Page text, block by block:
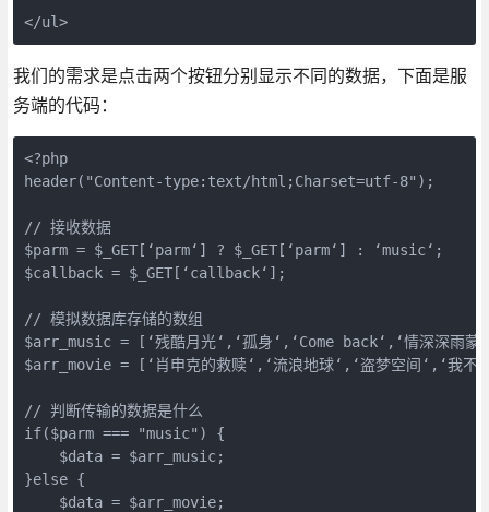
</ul>
我们的需求是点击两个按钮分别显示不同的数据，下面是服
务端的代码：
<?php
header("Content-type:text/html;Charset=utf-8");
// 接收数据
$parm = $_GET[‘parm‘] ? $_GET[‘parm‘] : ‘music‘;
$callback = $_GET[‘callback‘];
// 模拟数据库存储的数组
$arr_music = [‘残酷月光‘,‘孤身‘,‘Come back‘,‘情深深雨
$arr_movie = [‘肖申克的救赎‘,‘流浪地球‘,‘盗梦空间‘,‘我不
// 判断传输的数据是什么
if($parm === "music") {
    $data = $arr_music;
}else {
    $data = $arr_movie;